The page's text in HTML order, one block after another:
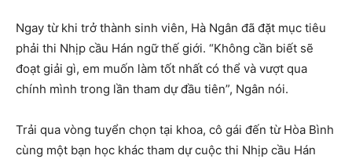
Ngay từ khi trở thành sinh viên, Hà Ngân đã đặt mục tiêu
phải thi Nhịp cầu Hán ngữ thế giới. “Không cần biết sẽ
đoạt giải gì, em muốn làm tốt nhất có thể và vượt qua
chính mình trong lần tham dự đầu tiên”, Ngân nói.
Trải qua vòng tuyển chọn tại khoa, cô gái đến từ Hòa Bình
cùng một bạn học khác tham dự cuộc thi Nhịp cầu Hán